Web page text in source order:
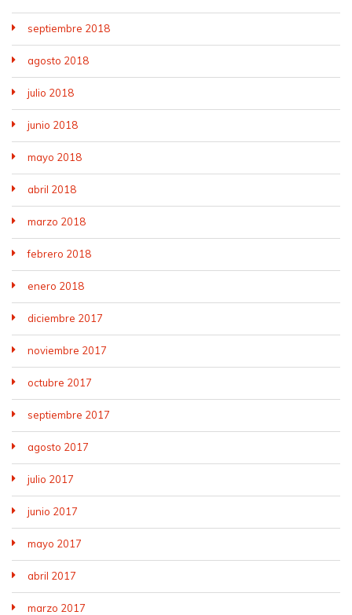
septiembre 2018
agosto 2018
julio 2018
junio 2018
mayo 2018
abril 2018
marzo 2018
febrero 2018
enero 2018
diciembre 2017
noviembre 2017
octubre 2017
septiembre 2017
agosto 2017
julio 2017
junio 2017
mayo 2017
abril 2017
marzo 2017